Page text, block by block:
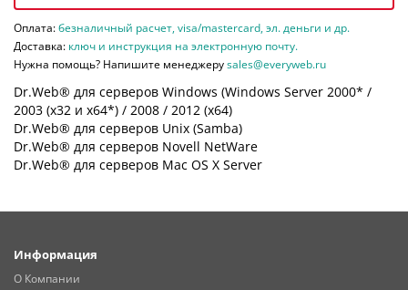
Оплата:безналичный расчет, visa/mastercard, эл. деньги и др.
Доставка: ключ и инструкция на электронную почту.
Нужна помощь? Напишите менеджеруsales@everyweb.ru
Dr.Web® для серверов Windows (Windows Server 2000* /
2003 (х32 и х64*) / 2008 / 2012 (х64)
Dr.Web® для серверов Unix (Samba)
Dr.Web® для серверов Novell NetWare
Dr.Web® для серверов Mac OS X Server
Информация
О Компании